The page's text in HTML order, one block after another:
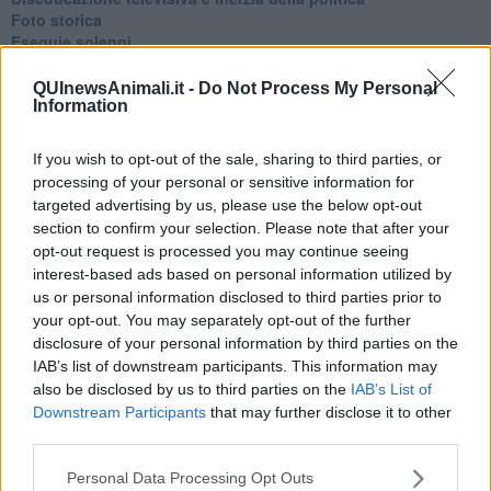
QUInewsAnimali.it - Do Not Process My Personal
Information
If you wish to opt-out of the sale, sharing to third parties, or
processing of your personal or sensitive information for
targeted advertising by us, please use the below opt-out
section to confirm your selection. Please note that after your
opt-out request is processed you may continue seeing
interest-based ads based on personal information utilized by
us or personal information disclosed to third parties prior to
your opt-out. You may separately opt-out of the further
disclosure of your personal information by third parties on the
IAB’s list of downstream participants. This information may
also be disclosed by us to third parties on the IAB’s List of
Downstream Participants that may further disclose it to other
Personal Data Processing Opt Outs
Foto storica
Esequie solenni
Teste calde
Non avere e non essere
Da Capodanno a Carnevale
Schizzi di fango
Sor-riso amaro
Fine anno al ristorante
La festa di Capodanno
Natale 2024
Re e regnanti
A noi interessa il dito non la luna
Come rubare allo stato e vivere felici
Una performance
Il compagno
​Io (allo specchio)
Tramonto
Il giorno dei saldi